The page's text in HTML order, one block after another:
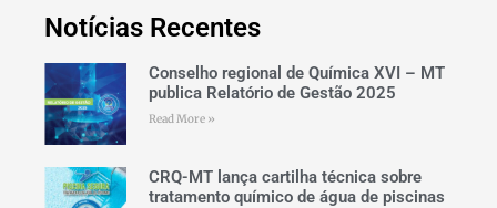
Notícias Recentes
Conselho regional de Química XVI – MT
publica Relatório de Gestão 2025
Read More »
CRQ-MT lança cartilha técnica sobre
tratamento químico de água de piscinas